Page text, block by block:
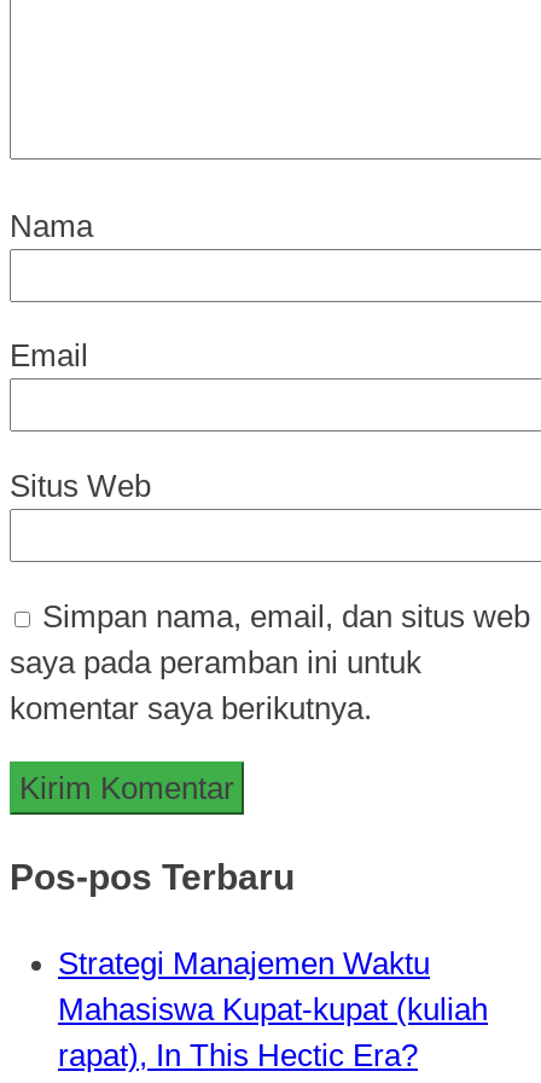
Nama
Email
Situs Web
Simpan nama, email, dan situs web
saya pada peramban ini untuk
komentar saya berikutnya.
Pos-pos Terbaru
Strategi Manajemen Waktu
Mahasiswa Kupat-kupat (kuliah
rapat), In This Hectic Era?